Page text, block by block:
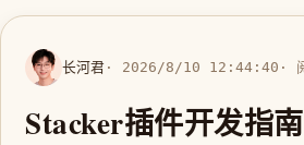
长河君 · 2026/8/10 12:44:40 ·
Stacker插件开发指